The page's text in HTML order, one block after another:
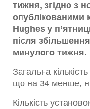
тижня, згідно з
опублікованими
Hughes у
після
минулого тижня.
Загальна
що на 34 менше,
Кількість